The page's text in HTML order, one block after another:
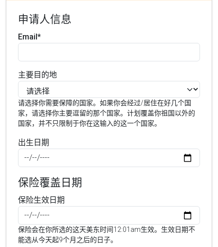
申请人信息
Email*
主要目的地
请选择你需要保障的国家。如果你会经过/居住在好几个国
家，请选择你主要逗留的那个国家。计划覆盖你祖国以外的
国家，并不只限制于你在这输入的这一个国家。
出生日期
保险覆盖日期
保险生效日期
保险会在你所选的这天美东时间12:01am生效。生效日期不
能选从今天起9个月之后的日子。